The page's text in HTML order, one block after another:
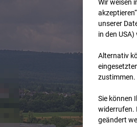
Wir weisen
unserer
in den
Alternativ
zustimmen.
Sie können
widerrufen.
geändert